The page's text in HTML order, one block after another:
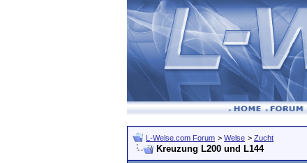
L-Welse.com Forum > Welse > Zucht
Kreuzung L200 und L144